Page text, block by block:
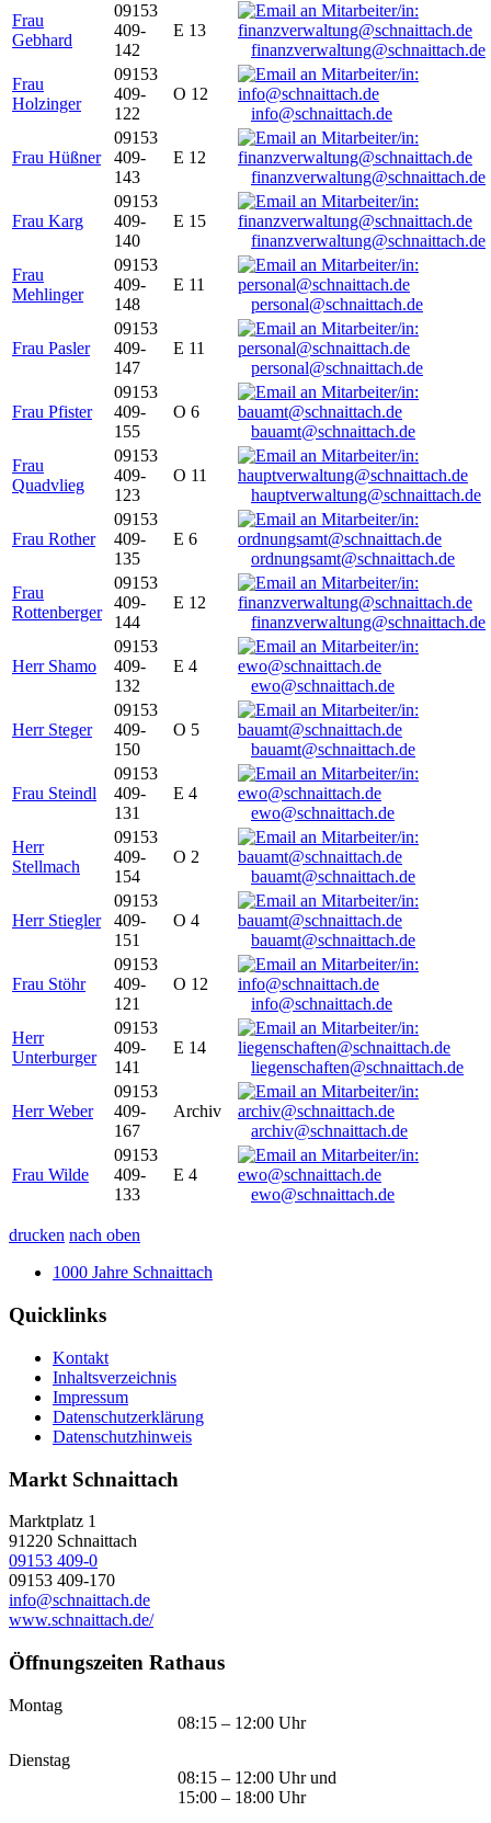
Frau
Gebhard
09153
409-
142
E 13
finanzverwaltung@schnaittach.de
Frau
Holzinger
09153
409-
122
O 12
info@schnaittach.de
Frau Hüßner
09153
409-
143
E 12
finanzverwaltung@schnaittach.de
Frau Karg
09153
409-
140
E 15
finanzverwaltung@schnaittach.de
Frau
Mehlinger
09153
409-
148
E 11
personal@schnaittach.de
Frau Pasler
09153
409-
147
E 11
personal@schnaittach.de
Frau Pfister
09153
409-
155
O 6
bauamt@schnaittach.de
Frau
Quadvlieg
09153
409-
123
O 11
hauptverwaltung@schnaittach.de
Frau Rother
09153
409-
135
E 6
ordnungsamt@schnaittach.de
Frau
Rottenberger
09153
409-
144
E 12
finanzverwaltung@schnaittach.de
Herr Shamo
09153
409-
132
E 4
ewo@schnaittach.de
Herr Steger
09153
409-
150
O 5
bauamt@schnaittach.de
Frau Steindl
09153
409-
131
E 4
ewo@schnaittach.de
Herr
Stellmach
09153
409-
154
O 2
bauamt@schnaittach.de
Herr Stiegler
09153
409-
151
O 4
bauamt@schnaittach.de
Frau Stöhr
09153
409-
121
O 12
info@schnaittach.de
Herr
Unterburger
09153
409-
141
E 14
liegenschaften@schnaittach.de
Herr Weber
09153
409-
167
Archiv
archiv@schnaittach.de
Frau Wilde
09153
409-
133
E 4
ewo@schnaittach.de
drucken nach oben
1000 Jahre Schnaittach
Quicklinks
Kontakt
Inhaltsverzeichnis
Impressum
Datenschutzerklärung
Datenschutzhinweis
Markt Schnaittach
Marktplatz 1
91220 Schnaittach
09153 409-0
09153 409-170
info@schnaittach.de
www.schnaittach.de/
Öffnungszeiten Rathaus
Montag
08:15 – 12:00 Uhr
Dienstag
08:15 – 12:00 Uhr und
15:00 – 18:00 Uhr